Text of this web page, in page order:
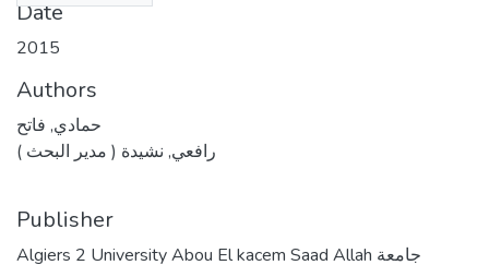
Date
2015
Authors
حمادي, فاتح
رافعي, نشيدة ( مدير البحث )
Publisher
Algiers 2 University Abou El kacem Saad Allah جامعة